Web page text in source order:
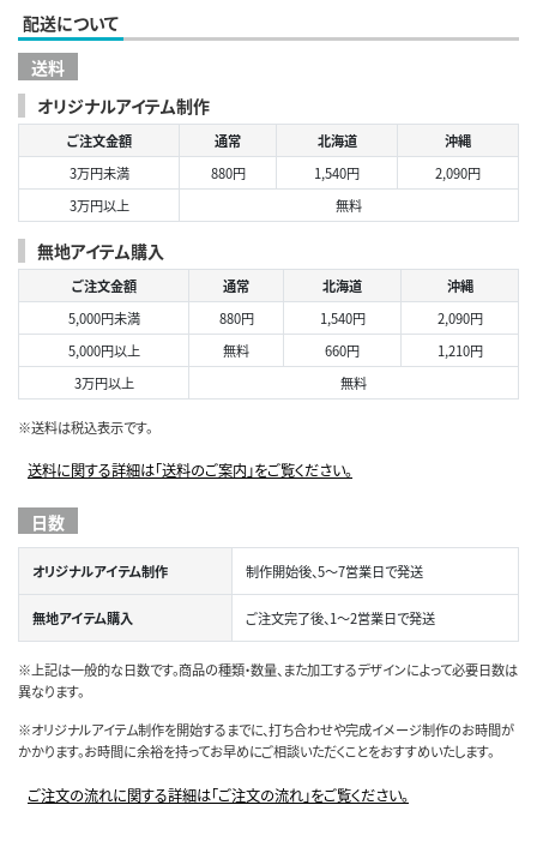
配送について
送料
オリジナルアイテム制作
ご注文金額 通常 北海道
沖縄
3万円未満
880円 1,540円
2,090円
3万円以上
無料
無地アイテム購入
ご注文金額 通常 北海道
沖縄
5,000円未満
880円 1,540円
2,090円
5,000円以上
無料 660円
1,210円
3万円以上
無料
※送料は税込表示です。
送料に関する詳細は「送料のご案内」をご覧ください。
日数
オリジナルアイテム制作 制作開始後、5～7営業日で発送
無地アイテム購入 ご注文完了後、1～2営業日で発送
※上記は一般的な日数です。商品の種類・数量、また加工するデザインによって必要日数は
異なります。
※オリジナルアイテム制作を開始するまでに、打ち合わせや完成イメージ制作のお時間が
かかります。お時間に余裕を持ってお早めにご相談いただくことをおすすめいたします。
ご注文の流れに関する詳細は「ご注文の流れ」をご覧ください。